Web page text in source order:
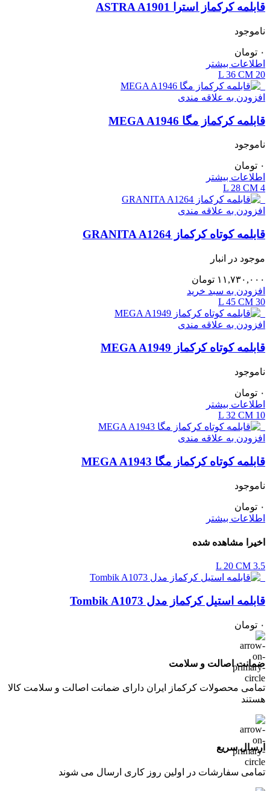
قابلمه کرکماز استرا ASTRA A1901
ناموجود
۰ تومان
اطلاعات بیشتر
20 L
36 CM
افزودن به علاقه مندی
قابلمه کرکماز مگا MEGA A1946
ناموجود
۰ تومان
اطلاعات بیشتر
4 L
28 CM
افزودن به علاقه مندی
قابلمه کوتاه کرکماز GRANITA A1264
موجود در انبار
۱۱,۷۳۰,۰۰۰ تومان
افزودن به سبد خرید
30 L
45 CM
افزودن به علاقه مندی
قابلمه کوتاه کرکماز MEGA A1949
ناموجود
۰ تومان
اطلاعات بیشتر
10 L
32 CM
افزودن به علاقه مندی
قابلمه کوتاه کرکماز مگا MEGA A1943
ناموجود
۰ تومان
اطلاعات بیشتر
اخیرا مشاهده شده
3.5 L
20 CM
قابلمه استیل کرکماز مدل Tombik A1073
۰ تومان
ضمانت اصالت و سلامت
تمامی محصولات کرکماز ایران دارای ضمانت اصالت و سلامت کالا
هستند
ارسال سریع
تمامی سفارشات در اولین روز کاری ارسال می شوند